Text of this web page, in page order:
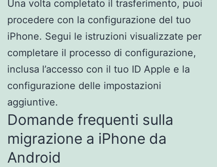
Una volta completato il trasferimento, puoi
procedere con la configurazione del tuo
iPhone. Segui le istruzioni visualizzate per
completare il processo di configurazione,
inclusa l’accesso con il tuo ID Apple e la
configurazione delle impostazioni
aggiuntive.
Domande frequenti sulla
migrazione a iPhone da
Android